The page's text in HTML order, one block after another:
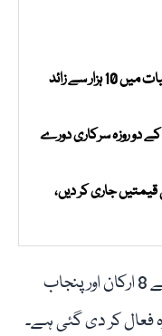
پشاور بورڈ: میٹرک امتحانات میں اسلامیات میں 10 ہزار سے زائد
دو روزہ سرکاری دورے
جاری کر دیں،
تفصیلات کے مطابق قومی اسمبلی کے 8 ارکان اور پنجاب